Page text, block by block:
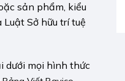
sản phẩm, kiểu
Sở hữu trí tuệ
dưới mọi hình thức